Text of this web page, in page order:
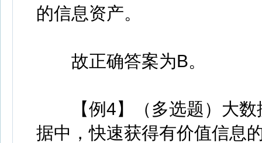
的信息资产。
故正确答案为B。
【例4】（多选题）大数
据中，快速获得有价值信息